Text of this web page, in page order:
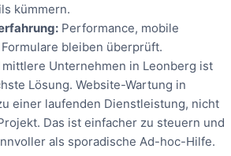
kümmern.
Performance, mobile
bleiben überprüft.
Unternehmen in Leonberg ist
Lösung. Website-Wartung in
einer laufenden Dienstleistung, nicht
Das ist einfacher zu steuern und
als sporadische Ad-hoc-Hilfe.